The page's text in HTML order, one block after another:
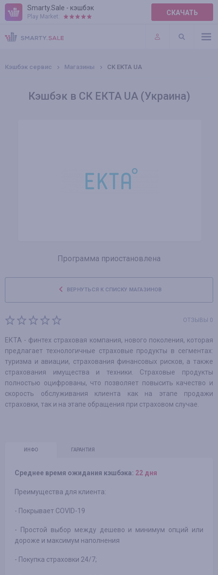
Smarty.Sale - кэшбэк
Play Market: СКАЧАТЬ
ПРАВИЛА
ПЛАГИНЫ
Кэшбэк сервис Магазины СК ЕКТА UA
Кэшбэк в СК ЕКТА UA (Украина)
Программа приостановлена
ВЕРНУТЬСЯ К СПИСКУ МАГАЗИНОВ
ОТЗЫВЫ 0
ЕКТА - финтех страховая компания, нового поколения, которая
предлагает технологичные страховые продукты в сегментах:
туризма и авиации, страхования финансовых рисков, а также
страхования имущества и техники. Cтраховые продукты
полностью оцифрованы, что позволяет повысить качество и
скорость обслуживания клиента как на этапе продажи
страховки, так и на этапе обращения при страховом случае.
ИНФО ГАРАНТИЯ
Среднее время ожидания кэшбэка: 22 дня
Преимущества для клиента:
- Покрывает COVID-19
- Простой выбор между дешево и минимум опций или
дороже и максимум наполнения
- Покупка страховки 24/7;